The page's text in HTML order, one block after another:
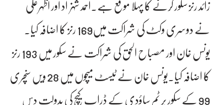
نے دوسری وکٹ کی شراکت میں169 رنز کا اضافہ کیا۔
یونس خان اور مصباح الحق کی شراکت نے سکور میں 193 رنز
کا اضافہ کیا۔یونس خان نے ٹیسٹ میچوں میں 28 ویں سنچری